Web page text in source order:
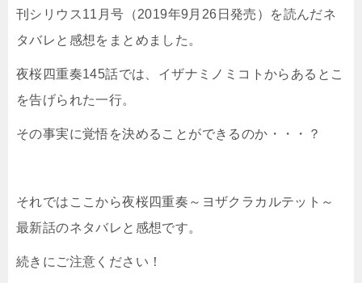
刊シリウス11月号（2019年9月26日発売）を読んだネ
タバレと感想をまとめました。
夜桜四重奏145話では、イザナミノミコトからあるとこ
を告げられた一行。
その事実に覚悟を決めることができるのか・・・？
それではここから夜桜四重奏～ヨザクラカルテット～
最新話のネタバレと感想です。
続きにご注意ください！